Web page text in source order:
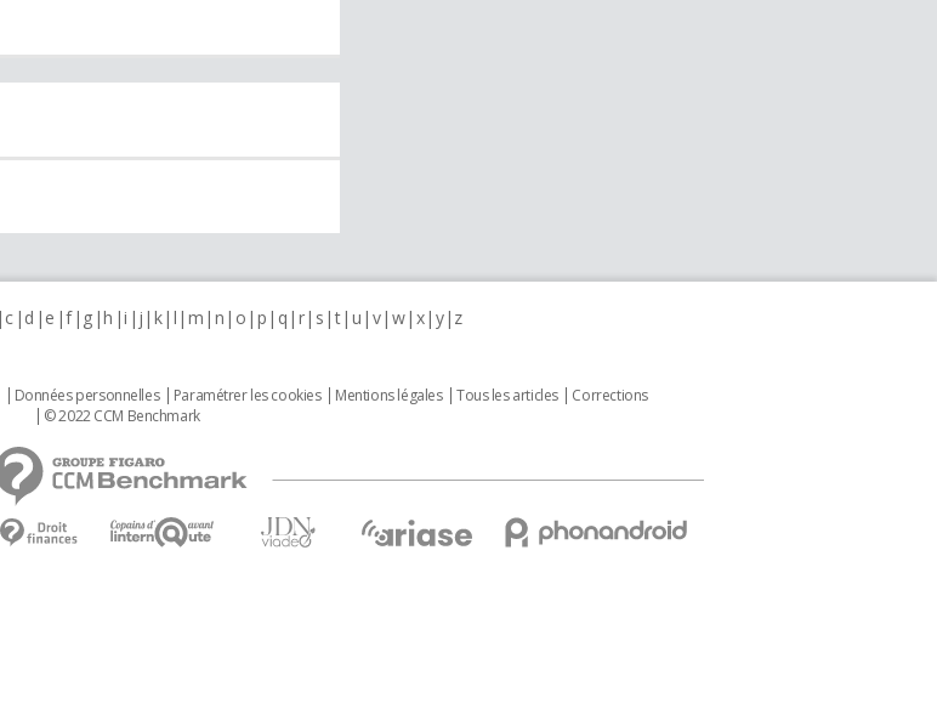
c d e f g h i j k l m n o p q r s t u v w x y z
Données personnelles Paramétrer les cookies Mentions légales Tous les articles
Corrections
© 2022 CCM Benchmark